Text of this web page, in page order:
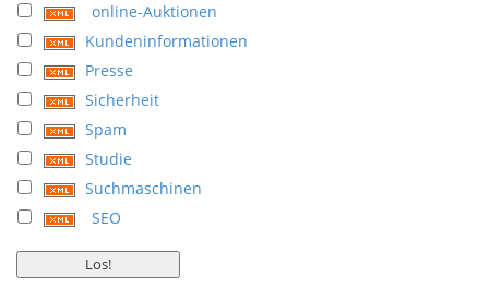
online-Auktionen
Kundeninformationen
Presse
Sicherheit
Spam
Studie
Suchmaschinen
SEO